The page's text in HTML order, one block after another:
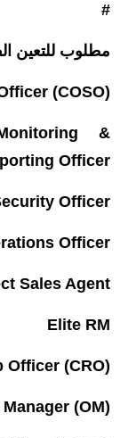
#
مطلوب للتعين
(COSO)
&
Officer
Officer
Officer
Sales Agent
Elite RM
Officer (CRO)
(OM)